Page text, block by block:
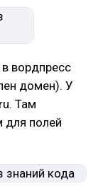
вордпресс
домен). У
Там
для полей